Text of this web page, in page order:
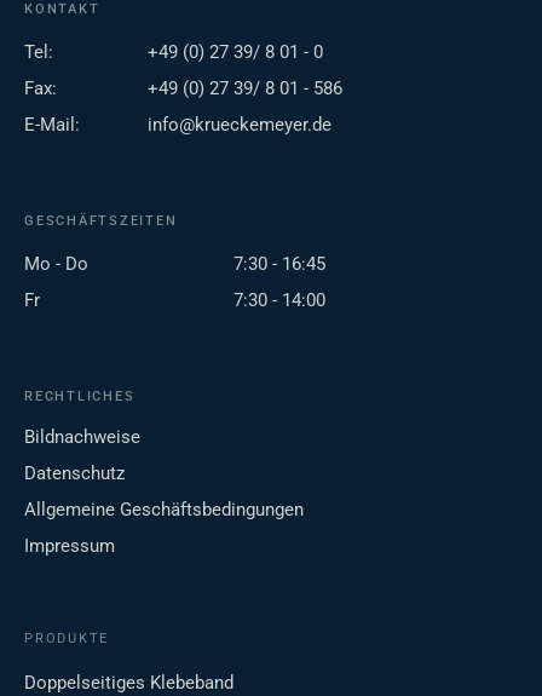
KONTAKT
Tel:
+49 (0) 27 39/ 8 01 - 0
Fax:
+49 (0) 27 39/ 8 01 - 586
E-Mail:
info@krueckemeyer.de
GESCHÄFTSZEITEN
Mo - Do
7:30 - 16:45
Fr
7:30 - 14:00
RECHTLICHES
Bildnachweise
Datenschutz
Allgemeine Geschäftsbedingungen
Impressum
PRODUKTE
Doppelseitiges Klebeband